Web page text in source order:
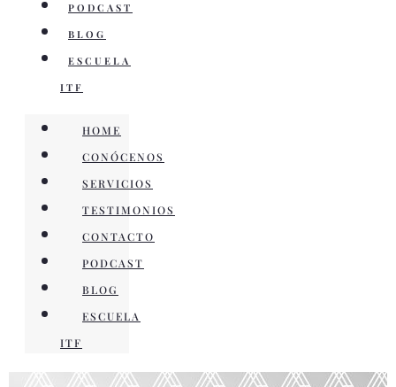
PODCAST
BLOG
ESCUELA
ITF
HOME
CONÓCENOS
SERVICIOS
TESTIMONIOS
CONTACTO
PODCAST
BLOG
ESCUELA
ITF